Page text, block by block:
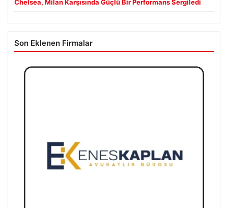
Chelsea, Milan Karşısında Güçlü Bir Performans Sergiledi
Son Eklenen Firmalar